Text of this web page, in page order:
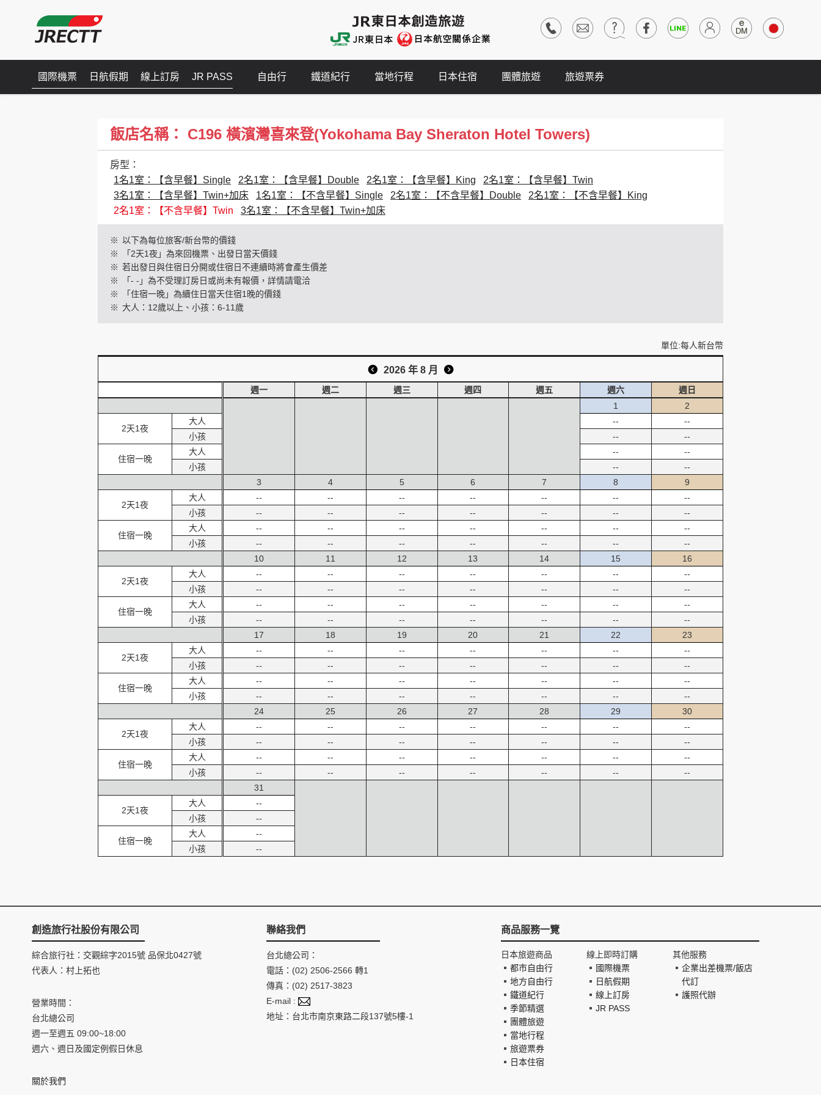
國際機票 日航假期 線上訂房 JR PASS 自由行 鐵道紀行 當地行程 日本住宿 團體旅遊 旅遊票券
飯店名稱： C196 橫濱灣喜來登(Yokohama Bay Sheraton Hotel Towers)
房型：
1名1室：【含早餐】Single
2名1室：【含早餐】Double 2名1室：【含早餐】King
2名1室：【含早餐】Twin
3名1室：【含早餐】Twin+加床
1名1室：【不含早餐】Single 2名1室：【不含早餐】Double
2名1室：【不含早餐】King
2名1室：【不含早餐】Twin
3名1室：【不含早餐】Twin+加床
※ 以下為每位旅客/新台幣的價錢
※
「2天1夜」為來回機票、出發日當天價錢
※ 若出發日與住宿日分開或住宿日不連續時將會產生價差
※
「- -」為不受理訂房日或尚未有報價，詳情請電洽
※
「住宿一晚」為續住日當天住宿1晚的價錢
※ 大人：12歲以上、小孩：6-11歲
單位:每人新台幣
2026 年 8 月
2天1夜
大人
小孩
住宿一晚
大人
小孩
2天1夜
大人
小孩
住宿一晚
大人
小孩
2天1夜
大人
小孩
住宿一晚
大人
小孩
2天1夜
大人
小孩
住宿一晚
大人
小孩
2天1夜
大人
小孩
住宿一晚
大人
小孩
2天1夜
大人
小孩
住宿一晚
大人
小孩
週一 週二 週三 週四 週五 週六
週日
1
--
--
--
--
2
--
--
--
--
3
--
--
--
--
4
--
--
--
--
5
--
--
--
--
6
--
--
--
--
7
--
--
--
--
8
--
--
--
--
9
--
--
--
--
10
--
--
--
--
11
--
--
--
--
12
--
--
--
--
13
--
--
--
--
14
--
--
--
--
15
--
--
--
--
16
--
--
--
--
17
--
--
--
--
18
--
--
--
--
19
--
--
--
--
20
--
--
--
--
21
--
--
--
--
22
--
--
--
--
23
--
--
--
--
24
--
--
--
--
25
--
--
--
--
26
--
--
--
--
27
--
--
--
--
28
--
--
--
--
29
--
--
--
--
30
--
--
--
--
31
--
--
--
--
創造旅行社股份有限公司
綜合旅行社：交觀綜字2015號 品保北0427號
代表人：村上拓也
營業時間：
台北總公司
週一至週五 09:00~18:00
週六、週日及國定例假日休息
關於我們
聯絡我們
台北總公司：
電話：(02) 2506-2566 轉1
傳真：(02) 2517-3823
E-mail :
地址：台北市南京東路二段137號5樓-1
商品服務一覽
日本旅遊商品
都市自由行
地方自由行
鐵道紀行
季節精選
團體旅遊
當地行程
旅遊票券
日本住宿
線上即時訂購
國際機票
日航假期
線上訂房
JR PASS
其他服務
企業出差機票/飯店
代訂
護照代辦